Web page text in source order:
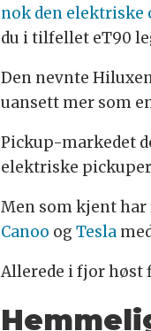
nok den elektriske
du i tilfellet eT90
Den nevnte
uansett mer som
Pickup-markedet
elektriske
Men som kjent har
Canoo ogTesla
Allerede i fjor høst